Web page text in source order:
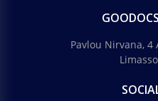
Pavlou Nirvana, 4